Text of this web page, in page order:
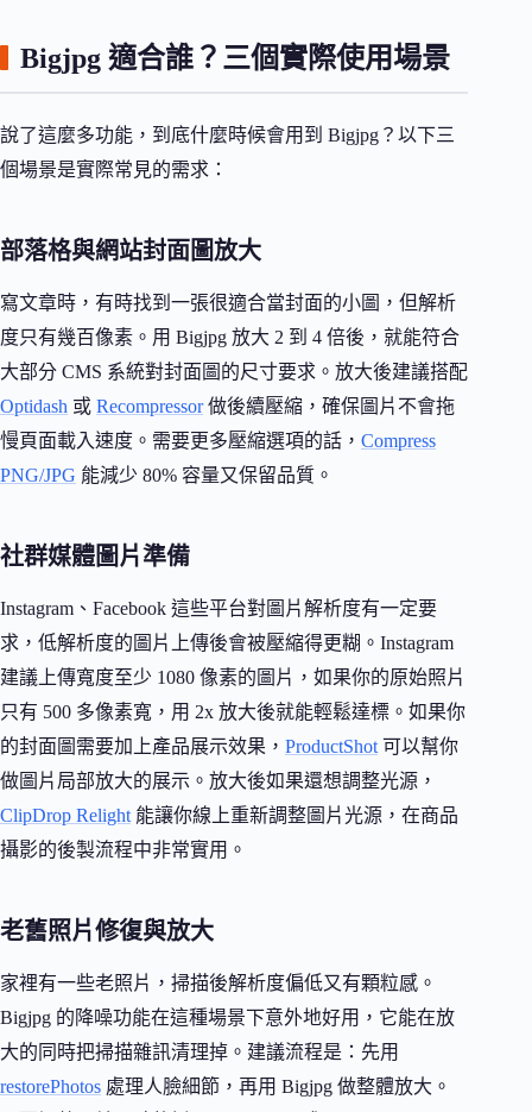
Bigjpg 適合誰？三個實際使用場景
說了這麼多功能，到底什麼時候會用到 Bigjpg？以下三
個場景是實際常見的需求：
部落格與網站封面圖放大
寫文章時，有時找到一張很適合當封面的小圖，但解析
度只有幾百像素。用 Bigjpg 放大 2 到 4 倍後，就能符合
大部分 CMS 系統對封面圖的尺寸要求。放大後建議搭配
Optidash 或 Recompressor做後續壓縮，確保圖片不會拖
慢頁面載入速度。需要更多壓縮選項的話， Compress
PNG/JPG 能減少 80% 容量又保留品質。
社群媒體圖片準備
Instagram、Facebook 這些平台對圖片解析度有一定要
求，低解析度的圖片上傳後會被壓縮得更糊。Instagram
建議上傳寬度至少 1080 像素的圖片，如果你的原始照片
只有 500 多像素寬，用 2x 放大後就能輕鬆達標。如果你
的封面圖需要加上產品展示效果， ProductShot 可以幫你
做圖片局部放大的展示。放大後如果還想調整光源，
ClipDrop Relight 能讓你線上重新調整圖片光源，在商品
攝影的後製流程中非常實用。
老舊照片修復與放大
家裡有一些老照片，掃描後解析度偏低又有顆粒感。
Bigjpg 的降噪功能在這種場景下意外地好用，它能在放
大的同時把掃描雜訊清理掉。建議流程是：先用
restorePhotos 處理人臉細節，再用 Bigjpg 做整體放大。